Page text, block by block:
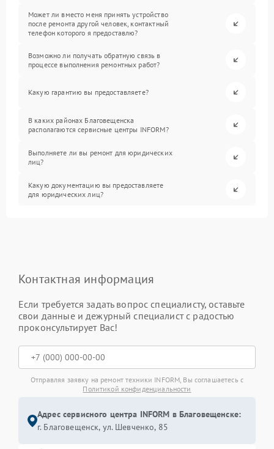
Может ли вместо меня принять устройство
после ремонта другой человек, контактный
телефон которого я предоставлю?
Возможно ли получать обратную связь в
процессе выполнения ремонтных работ?
Какую гарантию вы предоставляете?
В каких районах Благовещенска
располагаются сервисные центры INFORM?
Выполняете ли вы ремонт для юридических
лиц?
Какую документацию вы предоставляете
для юридических лиц?
Контактная информация
Если требуется задать вопрос специалисту, оставьте
свои данные и дежурный специалист с радостью
проконсультирует Вас!
Отправляя заявку на ремонт техники INFORM, Вы соглашаетесь с
Политикой конфиденциальности
Адрес сервисного центра INFORM в Благовещенске:
г. Благовещенск, ул. Шевченко, 85